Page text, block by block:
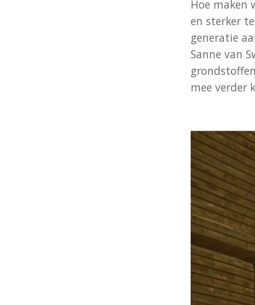
Hoe maken
en sterker
generatie
Sanne van
mee verder